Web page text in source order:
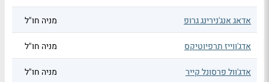
אדאג אנג'נירינג גרופ מניה חו"ל
אדג'ווייז תרפיוטיקס מניה חו"ל
אדג'וול פרסונל קייר מניה חו"ל